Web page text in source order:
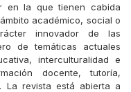
en la que tienen cabida
académico, social o
innovador de las
de temáticas actuales
interculturalidad e
docente, tutoría,
La revista está abierta a